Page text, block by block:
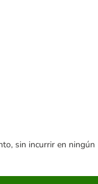
sin incurrir en ningún